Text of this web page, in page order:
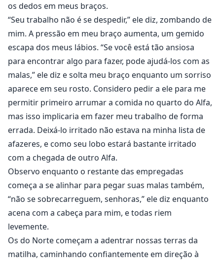
os dedos em meus braços.
“Seu trabalho não é se despedir,” ele diz, zombando de
mim. A pressão em meu braço aumenta, um gemido
escapa dos meus lábios. “Se você está tão ansiosa
para encontrar algo para fazer, pode ajudá-los com as
malas,” ele diz e solta meu braço enquanto um sorriso
aparece em seu rosto. Considero pedir a ele para me
permitir primeiro arrumar a comida no quarto do Alfa,
mas isso implicaria em fazer meu trabalho de forma
errada. Deixá-lo irritado não estava na minha lista de
afazeres, e como seu lobo estará bastante irritado
com a chegada de outro Alfa.
Observo enquanto o restante das empregadas
começa a se alinhar para pegar suas malas também,
“não se sobrecarreguem, senhoras,” ele diz enquanto
acena com a cabeça para mim, e todas riem
levemente.
Os do Norte começam a adentrar nossas terras da
matilha, caminhando confiantemente em direção à